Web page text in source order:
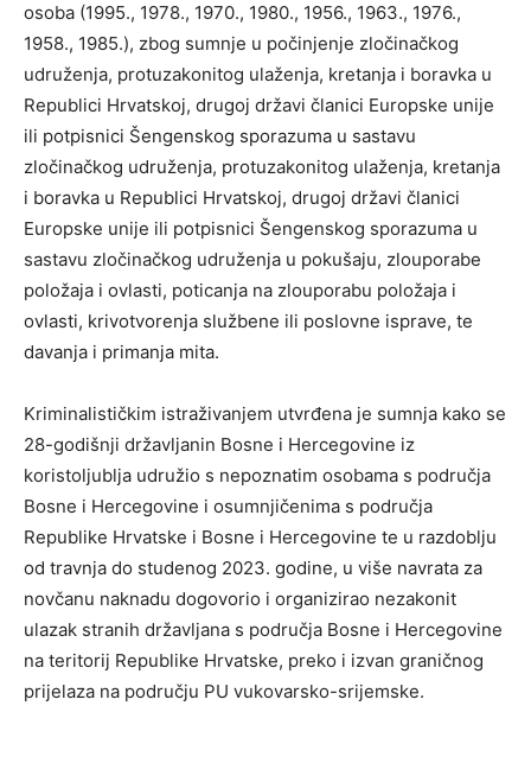
osoba (1995., 1978., 1970., 1980., 1956., 1963., 1976.,
1958., 1985.), zbog sumnje u počinjenje zločinačkog
udruženja, protuzakonitog ulaženja, kretanja i boravka u
Republici Hrvatskoj, drugoj državi članici Europske unije
ili potpisnici Šengenskog sporazuma u sastavu
zločinačkog udruženja, protuzakonitog ulaženja, kretanja
i boravka u Republici Hrvatskoj, drugoj državi članici
Europske unije ili potpisnici Šengenskog sporazuma u
sastavu zločinačkog udruženja u pokušaju, zlouporabe
položaja i ovlasti, poticanja na zlouporabu položaja i
ovlasti, krivotvorenja službene ili poslovne isprave, te
davanja i primanja mita.
Kriminalističkim istraživanjem utvrđena je sumnja kako se
28-godišnji državljanin Bosne i Hercegovine iz
koristoljublja udružio s nepoznatim osobama s područja
Bosne i Hercegovine i osumnjičenima s područja
Republike Hrvatske i Bosne i Hercegovine te u razdoblju
od travnja do studenog 2023. godine, u više navrata za
novčanu naknadu dogovorio i organizirao nezakonit
ulazak stranih državljana s područja Bosne i Hercegovine
na teritorij Republike Hrvatske, preko i izvan graničnog
prijelaza na području PU vukovarsko-srijemske.